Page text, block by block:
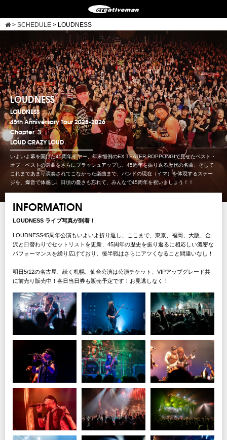
> SCHEDULE > LOUDNESS
LOUDNESS
LOUDNESS
45th Anniversary Tour 2025-2026
Chapter ３
LOUD CRAZY LOUD
いよいよ幕を開けた45周年イヤー、年末恒例のEX TEATER ROPPONGIで見せたベスト・
オブ・ベストの選曲をさらにブラッシュアップし、45周年を振り返る歴代の名曲、そして
これまであまり演奏されてこなかった楽曲まで、バンドの現在（イマ）を体現するステー
ジを、爆音で体感し、日頃の憂さも忘れて、みんなで45周年を祝いましょう！！
INFORMATION
LOUDNESS ライブ写真が到着！
LOUDNESS45周年公演もいよいよ折り返し、ここまで、東京、福岡、大阪、金
沢と日替わりでセットリストを更新、45周年の歴史を振り返るに相応しい濃密な
パフォーマンスを繰り広げており、後半戦はさらにアツくなること間違いなし！
明日5/12の名古屋、続く札幌、仙台公演は公演チケット、VIPアップグレード共
に前売り販売中！各日当日券も販売予定です！お見逃しなく！